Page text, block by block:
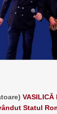
VASILICĂ
Statul